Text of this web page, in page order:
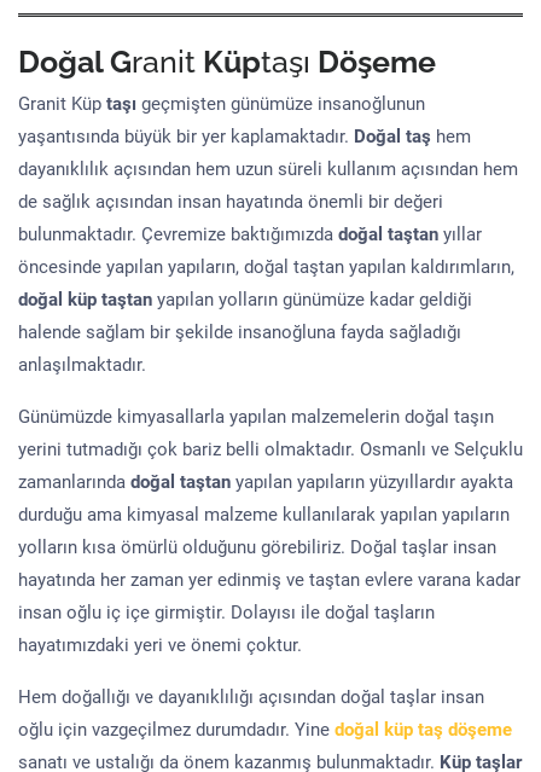
Doğal Granit Küptaşı Döşeme
Granit Küp taşı geçmişten günümüze insanoğlunun
yaşantısında büyük bir yer kaplamaktadır. Doğal taş hem
dayanıklılık açısından hem uzun süreli kullanım açısından hem
de sağlık açısından insan hayatında önemli bir değeri
bulunmaktadır. Çevremize baktığımızda doğal taştan yıllar
öncesinde yapılan yapıların, doğal taştan yapılan kaldırımların,
doğal küp taştan yapılan yolların günümüze kadar geldiği
halende sağlam bir şekilde insanoğluna fayda sağladığı
anlaşılmaktadır.
Günümüzde kimyasallarla yapılan malzemelerin doğal taşın
yerini tutmadığı çok bariz belli olmaktadır. Osmanlı ve Selçuklu
zamanlarında doğal taştan yapılan yapıların yüzyıllardır ayakta
durduğu ama kimyasal malzeme kullanılarak yapılan yapıların
yolların kısa ömürlü olduğunu görebiliriz. Doğal taşlar insan
hayatında her zaman yer edinmiş ve taştan evlere varana kadar
insan oğlu iç içe girmiştir. Dolayısı ile doğal taşların
hayatımızdaki yeri ve önemi çoktur.
Hem doğallığı ve dayanıklılığı açısından doğal taşlar insan
oğlu için vazgeçilmez durumdadır. Yine doğal küp taş döşeme
sanatı ve ustalığı da önem kazanmış bulunmaktadır. Küp taşlar